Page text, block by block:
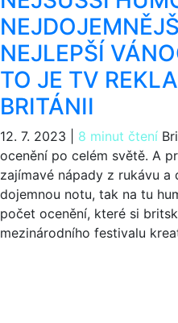
NEJLEPŠÍ
TO JE TV
BRITÁNII
12. 7. 2023 8 minut čtení
ocenění po celém světě. A
zajímavé nápady z rukávu a
dojemnou notu, tak na tu
počet ocenění, které si
mezinárodního festivalu